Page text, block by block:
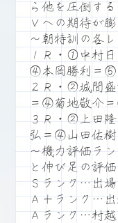
ら他を圧倒す
Ｖへの期待が膨
～朝特訓の各
１Ｒ・①中村
④本岡勝利＝⑤
２Ｒ・②城間
＝④菊地敬介
３Ｒ・②上田
弘＝④山田佑
～機力評価ラ
と伸び足の評
Ｓランク…出場
Ａ＋ランク…出
Ａランク…村